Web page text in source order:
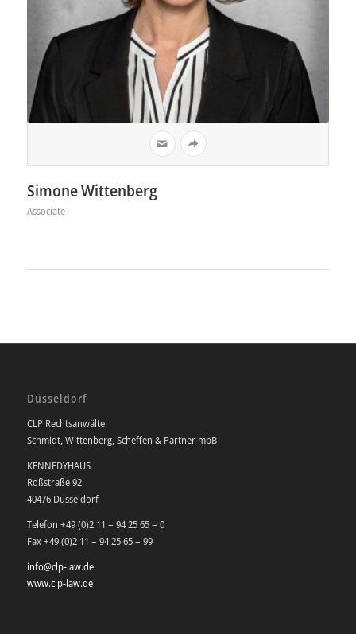
Simone Wittenberg
Associate
Düsseldorf
CLP Rechtsanwälte
Schmidt, Wittenberg, Scheffen & Partner mbB
KENNEDYHAUS
Roßstraße 92
40476 Düsseldorf
Telefon +49 (0)2 11 – 94 25 65 – 0
Fax +49 (0)2 11 – 94 25 65 – 99
info@clp-law.de
www.clp-law.de